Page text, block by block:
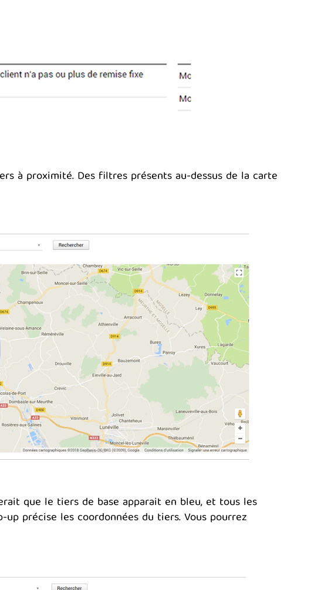
à proximité. Des filtres présents au-dessus de la carte
que le tiers de base apparait en bleu, et tous les
précise les coordonnées du tiers. Vous pourrez